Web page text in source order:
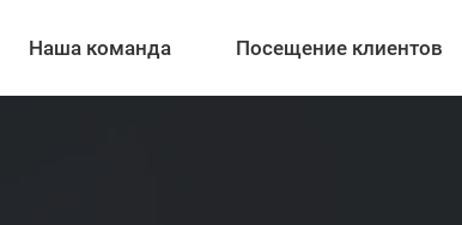
Наша команда Посещение клиентов